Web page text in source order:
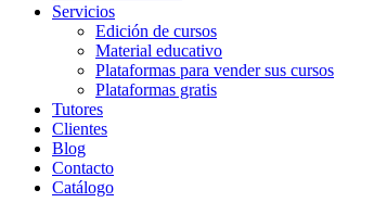
Servicios
Edición de cursos
Material educativo
Plataformas para vender sus cursos
Plataformas gratis
Tutores
Clientes
Blog
Contacto
Catálogo